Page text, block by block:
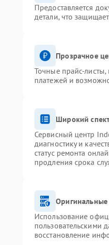
Предоставляется
детали, что
Прозрачное
Точные прайс-листы,
платежей и
Широкий
Сервисный центр
диагностику и
статус ремонта
продления срока
Использование
пользовательскими
восстановление